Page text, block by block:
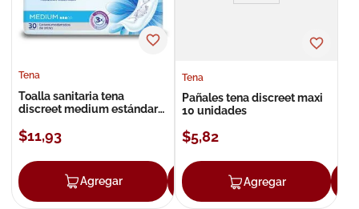
Tena
Toalla sanitaria tena
discreet medium estándar
$11,93
Agregar Agregar
Tena
Pañales tena discreet maxi
10 unidades
$5,82
Agregar
10.pañales